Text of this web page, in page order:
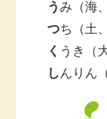
うみ（海
つち（土
く うき（
し んりん